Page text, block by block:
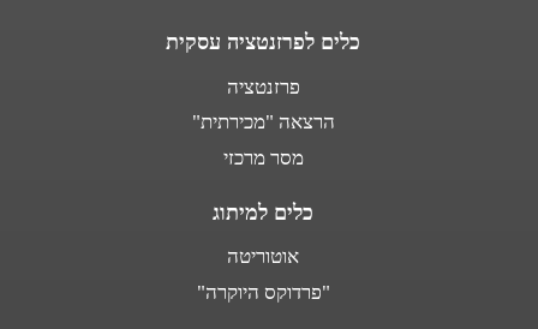
כלים לפרזנטציה עסקית
פרזנטציה
הרצאה "מכירתית"
מסר מרכזי
כלים למיתוג
אוטוריטה
"פרדוקס היוקרה"